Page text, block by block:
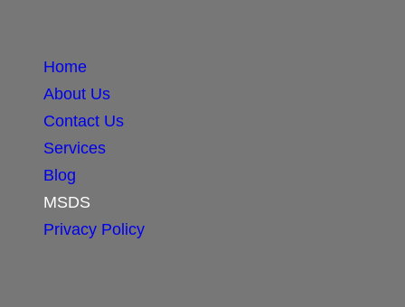
Home
About Us
Contact Us
Services
Blog
MSDS
Privacy Policy